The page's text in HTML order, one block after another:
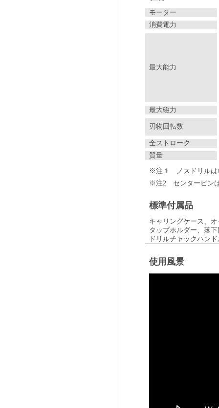
モーター
消費電力
最大能力
最大磁力
刃物回転数
全ストローク
質量
※注１ ノスドリルは
※注2 センターピン
標準付属品
キャリングケース、
タップホルダー、落
ドリルチャックハン
使用風景